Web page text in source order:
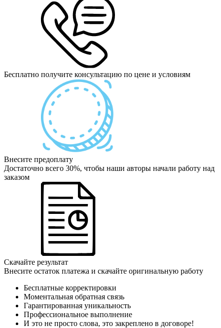
Бесплатно получите консультацию по цене и условиям
Внесите предоплату
Достаточно всего 30%, чтобы наши авторы начали работу над
заказом
Скачайте результат
Внесите остаток платежа и скачайте оригинальную работу
Бесплатные корректировки
Моментальная обратная связь
Гарантированная уникальность
Профессиональное выполнение
И это не просто слова, это закреплено в договоре!